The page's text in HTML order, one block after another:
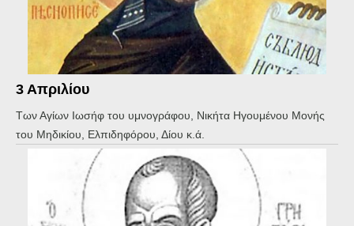
3 Απριλίου
Των Αγίων Ιωσήφ του υμνογράφου, Νικήτα Ηγουμένου Μονής
του Μηδικίου, Ελπιδηφόρου, Δίου κ.ά.